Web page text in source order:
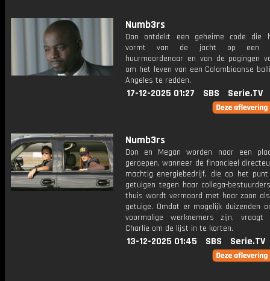
Numb3rs
Don ontdekt een geheime code die
vormt van de jacht op een
huurmoordenaar en van de pogingen
om het leven van een Colombiaanse
Angeles te redden.
17-12-2025 01:27 SBS Serie.TV
Numb3rs
Don en Megan worden naar een
geroepen, wanneer de financieel
machtig energiebedrijf, die op het
getuigen tegen haar collega-
thuis wordt vermoord met haar zoon
getuige. Omdat er mogelijk duizenden
voormalige werknemers zijn, vraagt
Charlie om de lijst in te korten.
13-12-2025 01:45 SBS Serie.TV